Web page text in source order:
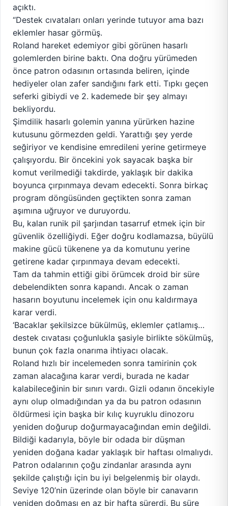
açıktı.
“Destek cıvataları onları yerinde tutuyor ama bazı
eklemler hasar görmüş.
Roland hareket edemiyor gibi görünen hasarlı
golemlerden birine baktı. Ona doğru yürümeden
önce patron odasının ortasında beliren, içinde
hediyeler olan zafer sandığını fark etti. Tıpkı geçen
seferki gibiydi ve 2. kademede bir şey almayı
bekliyordu.
Şimdilik hasarlı golemin yanına yürürken hazine
kutusunu görmezden geldi. Yarattığı şey yerde
seğiriyor ve kendisine emredileni yerine getirmeye
çalışıyordu. Bir öncekini yok sayacak başka bir
komut verilmediği takdirde, yaklaşık bir dakika
boyunca çırpınmaya devam edecekti. Sonra birkaç
program döngüsünden geçtikten sonra zaman
aşımına uğruyor ve duruyordu.
Bu, kalan runik pil şarjından tasarruf etmek için bir
güvenlik özelliğiydi. Eğer doğru kodlamazsa, büyülü
makine gücü tükenene ya da komutunu yerine
getirene kadar çırpınmaya devam edecekti.
Tam da tahmin ettiği gibi örümcek droid bir süre
debelendikten sonra kapandı. Ancak o zaman
hasarın boyutunu incelemek için onu kaldırmaya
karar verdi.
‘Bacaklar şekilsizce bükülmüş, eklemler çatlamış…
destek cıvatası çoğunlukla şasiyle birlikte sökülmüş,
bunun çok fazla onarıma ihtiyacı olacak.
Roland hızlı bir incelemeden sonra tamirinin çok
zaman alacağına karar verdi, burada ne kadar
kalabileceğinin bir sınırı vardı. Gizli odanın öncekiyle
aynı olup olmadığından ya da bu patron odasının
öldürmesi için başka bir kılıç kuyruklu dinozoru
yeniden doğurup doğurmayacağından emin değildi.
Bildiği kadarıyla, böyle bir odada bir düşman
yeniden doğana kadar yaklaşık bir haftası olmalıydı.
Patron odalarının çoğu zindanlar arasında aynı
şekilde çalıştığı için bu iyi belgelenmiş bir olaydı.
Seviye 120’nin üzerinde olan böyle bir canavarın
yeniden doğması en az bir hafta sürerdi. Bu süre